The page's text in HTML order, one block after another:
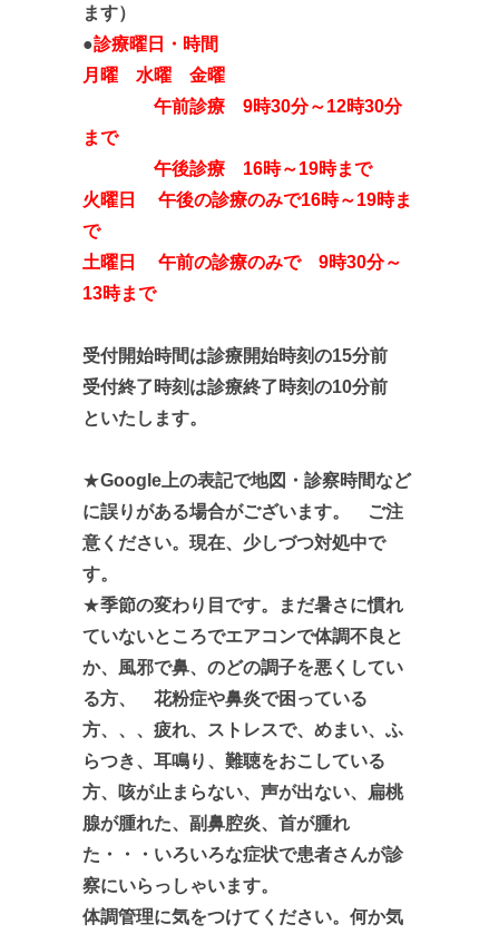
ます）
●診療曜日・時間
月曜 水曜 金曜
午前診療 9時30分～12時30分
まで
午後診療 16時～19時まで
火曜日 午後の診療のみで16時～19時ま
で
土曜日 午前の診療のみで 9時30分～
13時まで
受付開始時間は診療開始時刻の15分前
受付終了時刻は診療終了時刻の10分前
といたします。
★Google上の表記で地図・診察時間など
に誤りがある場合がございます。 ご注
意ください。現在、少しづつ対処中で
す。
★季節の変わり目です。まだ暑さに慣れ
ていないところでエアコンで体調不良と
か、風邪で鼻、 のどの調子を悪くしてい
る方、 花粉症や鼻炎で困っている
方、、、疲れ、ストレスで、めまい、ふ
らつき、耳鳴り、難聴をおこしている
方、咳が止まらない、声が出ない、扁桃
腺が腫れた、副鼻腔炎、首が腫れ
た・・・いろいろな症状で患者さんが診
察にいらっしゃいます。
体調管理に気をつけてください。何か気